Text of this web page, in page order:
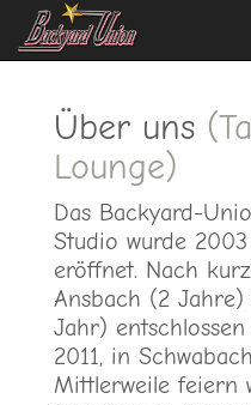
Über uns
Lounge)
Das Backyard-
Studio wurde
eröffnet. Nach
Ansbach (2
Jahr)
2011, in
Mittlerweile feiern